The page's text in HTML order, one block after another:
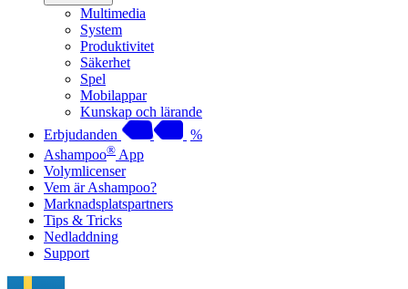
Multimedia
System
Produktivitet
Säkerhet
Spel
Mobilappar
Kunskap och lärande
Erbjudanden
%
Ashampoo® App
Volymlicenser
Vem är Ashampoo?
Marknadsplatspartners
Tips & Tricks
Nedladdning
Support